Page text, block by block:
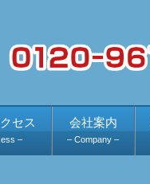
セス
–
会社案内
– Company –